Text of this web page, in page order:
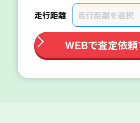
走行距離 走行距離を選択
WEBで査定依頼